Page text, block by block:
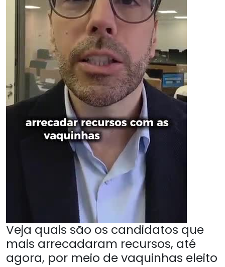
Veja quais são os candidatos que
mais arrecadaram recursos, até
agora, por meio de vaquinhas eleito